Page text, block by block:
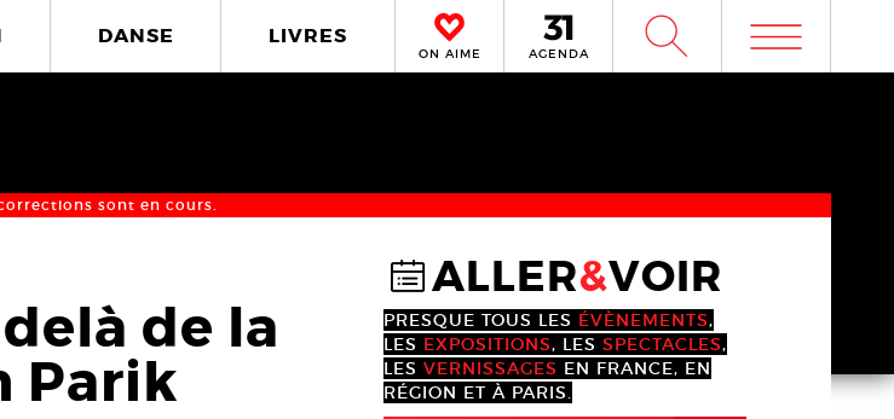
DANSE LIVRES
ON AIME AGENDA W m
sont en cours.
de la
Parik
@ALLER&VOIR
PRESQUE TOUS LES ÉVÈNEMENTS,
LES EXPOSITIONS, LES SPECTACLES,
LES VERNISSAGES EN FRANCE, EN
RÉGION ET À PARIS.